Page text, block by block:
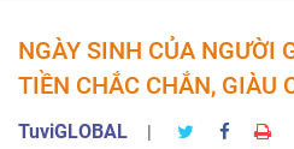
NGÀY SINH CỦA NGƯỜI
TIỀN CHẮC CHẮN, GIÀU
TuviGLOBAL |